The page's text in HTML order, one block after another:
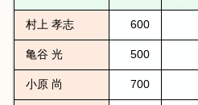
村上 孝志 600
亀谷 光 500
小原 尚 700